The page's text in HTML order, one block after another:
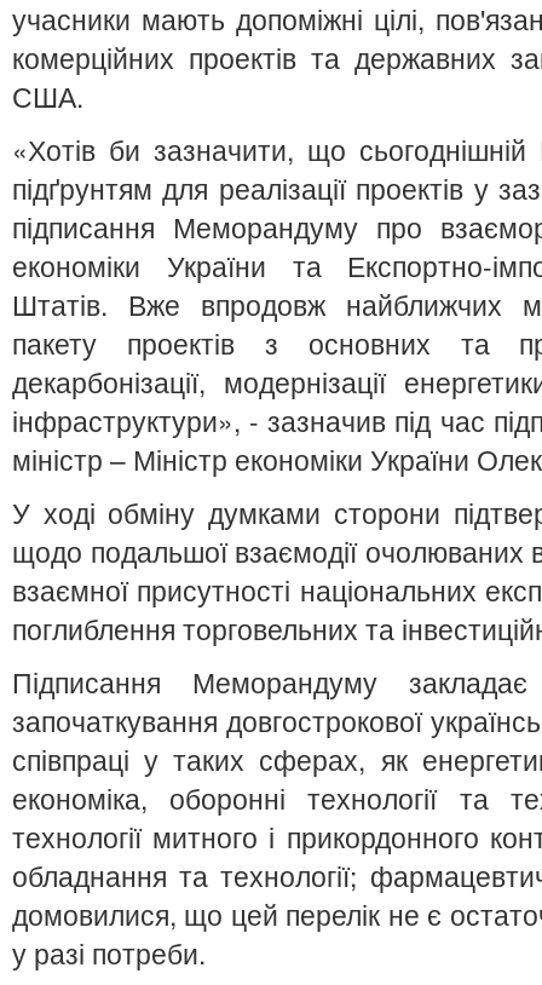
учасники мають допоміжні цілі,
комерційних проектів та державних
США.
«Хотів би зазначити, що
підґрунтям для реалізації проектів у
підписання Меморандуму про
економіки України та Експортно-
Штатів. Вже впродовж найближчих
пакету проектів з основних та
декарбонізації, модернізації
інфраструктури», - зазначив під час
міністр – Міністр економіки України
У ході обміну думками сторони
щодо подальшої взаємодії очолюваних
взаємної присутності національних
поглиблення торговельних та
Підписання Меморандуму
започаткування довгострокової
співпраці у таких сферах, як
економіка, оборонні технології та
технології митного і прикордонного
обладнання та технології;
домовилися, що цей перелік не є
у разі потреби.